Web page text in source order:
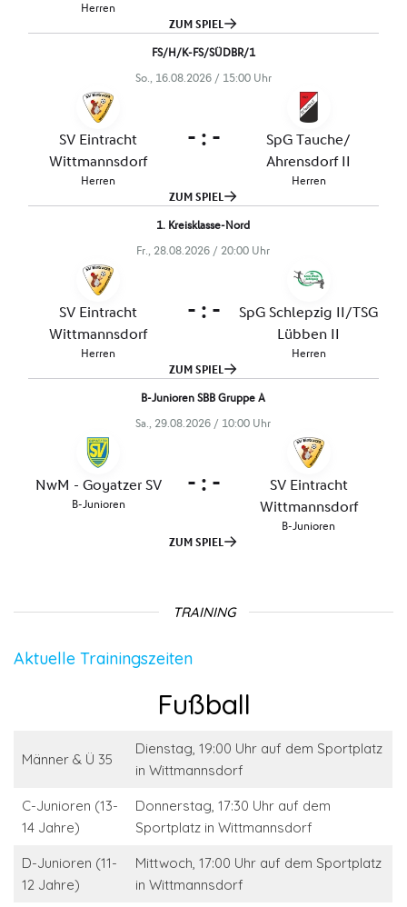
TRAINING
Aktuelle Trainingszeiten
Fußball
Männer & Ü 35
Dienstag, 19:00 Uhr auf dem Sportplatz
in Wittmannsdorf
C-Junioren (13-
14 Jahre)
Donnerstag, 17:30 Uhr auf dem
Sportplatz in Wittmannsdorf
D-Junioren (11-
12 Jahre)
Mittwoch, 17:00 Uhr auf dem Sportplatz
in Wittmannsdorf